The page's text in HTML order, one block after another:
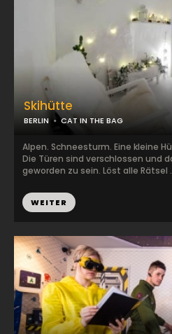
Skihütte
BERLIN CAT IN THE BAG
Alpen. Schneesturm. Eine kleine
Die Türen sind verschlossen und
geworden zu sein. Löst alle Rätsel
WEITER